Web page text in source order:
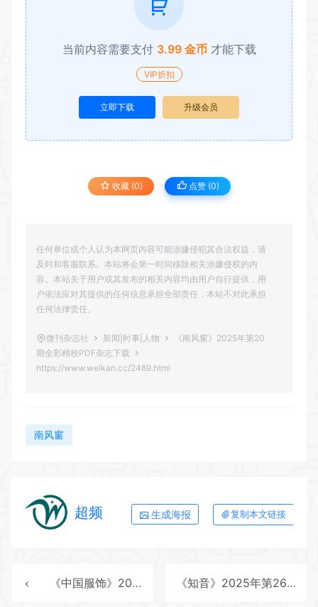
当前内容需要支付 3.99 金币 才能下载
VIP折扣
立即下载 升级会员
收藏 (0) 点赞 (0)
任何单位或个人认为本网页内容可能涉嫌侵犯其合法权益，请
及时和客服联系。本站将会第一时间移除相关涉嫌侵权的内
容。本站关于用户或其发布的相关内容均由用户自行提供，用
户依法应对其提供的任何信息承担全部责任，本站不对此承担
任何法律责任。
微刊杂志社 新闻|时事|人物
《南风窗》2025年第20
期全彩精校PDF杂志下载
https://www.weikan.cc/2489.html
南风窗
超频 生成海报 复制本文链接
《中国服饰》2025年第9期全彩精校PDF杂志下载 《知音》2025年第26期全彩精校PDF杂志下载